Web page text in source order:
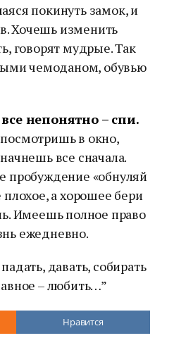
покинуть замок, и
Хочешь изменить
говорят мудрые. Так
чемоданом, обувью
непонятно – спи.
в окно,
все сначала.
пробуждение «обнуляй
плохое, а хорошее бери
Имеешь полное право
ежедневно.
давать, собирать
– любить…”
Нравится